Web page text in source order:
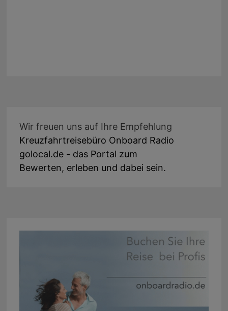
Wir freuen uns auf Ihre Empfehlung
Kreuzfahrtreisebüro Onboard Radio
golocal.de - das Portal zum
Bewerten, erleben und dabei sein.